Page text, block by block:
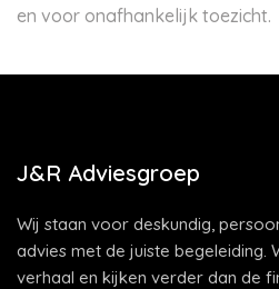
en voor onafhankelijk toezicht.
J&R Adviesgroep
Wij staan voor deskundig,
advies met de juiste begeleiding.
verhaal en kijken verder dan de